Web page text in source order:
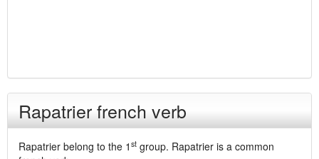
Rapatrier french verb
Rapatrier belong to the 1 st group. Rapatrier is a common